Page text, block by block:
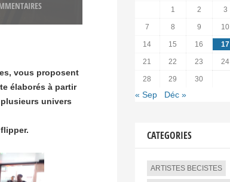
vous proposent
élaborés à partir
univers
1 2 3
7 8 9 10
14 15 16 17
21 22 23 24
28 29 30
« Sep Déc »
CATEGORIES
ARTISTES BECISTES